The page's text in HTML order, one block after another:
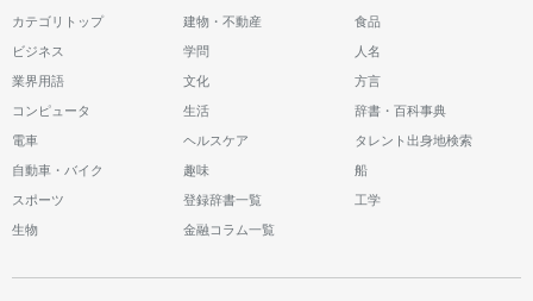
カテゴリトップ 建物・不動産 食品
ビジネス 学問 人名
業界用語 文化 方言
コンピュータ 生活 辞書・百科事典
電車 ヘルスケア タレント出身地検索
自動車・バイク 趣味 船
スポーツ 登録辞書一覧 工学
生物 金融コラム一覧